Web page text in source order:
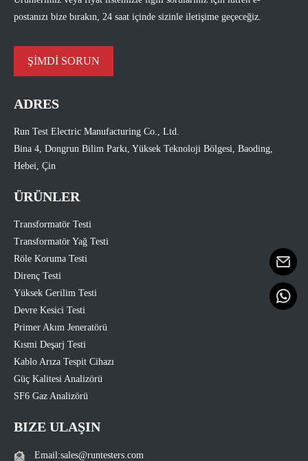
postanızı bize bırakın, 24 saat içinde sizinle iletişime geçeceğiz.
ŞİMDİ SORUN
ADRES
Run Test Electric Manufacturing Co., Ltd.
Bina 4, Dongrun Bilim Parkı, Yüksek Teknoloji Bölgesi, Baoding,
Hebei, Çin
ÜRÜNLER
Transformatör Testi
Transformatör Yağ Testi
Röle Koruma Testi
Direnç Testi
Yüksek Gerilim Testi
Devre Kesici Testi
Primer Akım Jeneratörü
Kısmi Deşarj Testi
Kablo Arıza Tespit Cihazı
Güç Kalitesi Analizörü
SF6 Gaz Analizörü
BIZE ULAŞIN
Email:sales@runtesters.com